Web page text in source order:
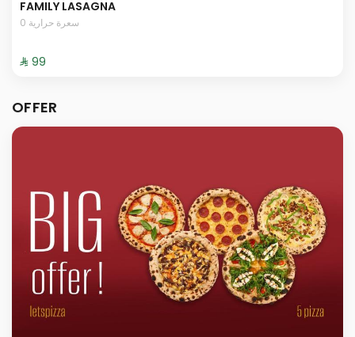
FAMILY LASAGNA
0 سعرة حرارية
⁨⁦‪‬ 99⁩
OFFER